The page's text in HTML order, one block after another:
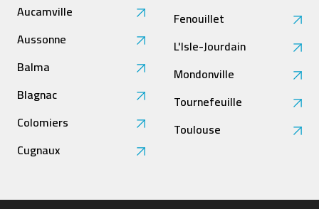
Aucamville
Aussonne
Balma
Blagnac
Colomiers
Cugnaux
Fenouillet
L'Isle-Jourdain
Mondonville
Tournefeuille
Toulouse